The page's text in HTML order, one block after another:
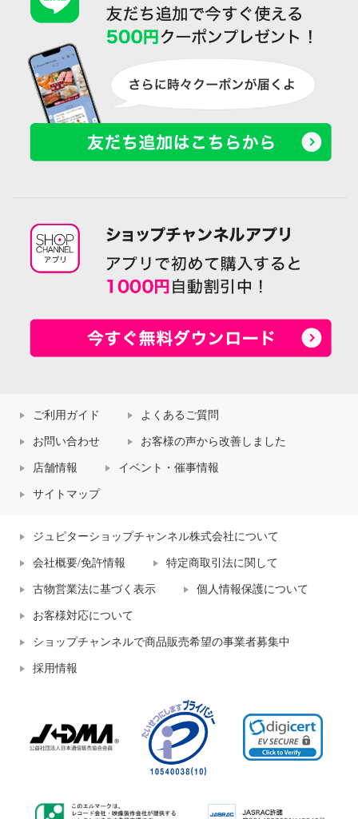
ご利用ガイド よくあるご質問
お問い合わせ お客様の声から改善しました
店舗情報 イベント・催事情報
サイトマップ
ジュピターショップチャンネル株式会社について
会社概要/免許情報 特定商取引法に関して
古物営業法に基づく表示 個人情報保護について
お客様対応について
ショップチャンネルで商品販売希望の事業者募集中
採用情報